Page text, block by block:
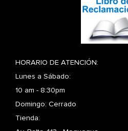
HORARIO DE ATENCIÓN:
Lunes a Sábado:
10 am - 8:30pm
Domingo: Cerrado
Tienda: